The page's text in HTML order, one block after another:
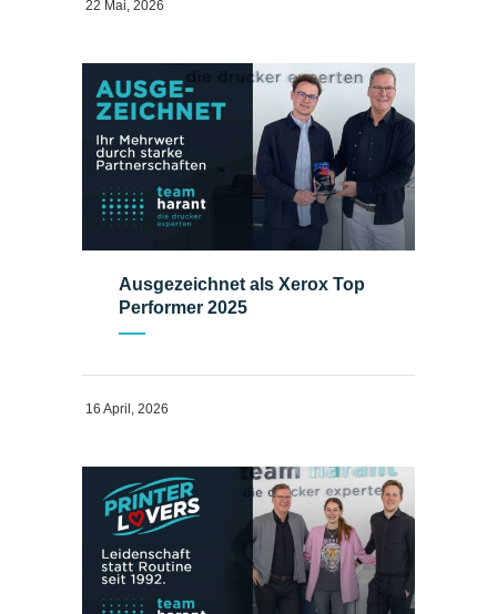
22 Mai, 2026
Ausgezeichnet als Xerox Top
Performer 2025
16 April, 2026